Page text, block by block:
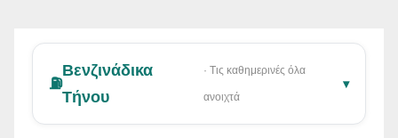
⛽
Βενζινάδικα
Τήνου
· Τις καθημερινές όλα
ανοιχτά
▾